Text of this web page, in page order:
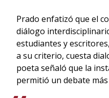
Prado enfatizó que el
diálogo
estudiantes y
a su criterio, cuesta
poeta señaló que la
permitió un debate